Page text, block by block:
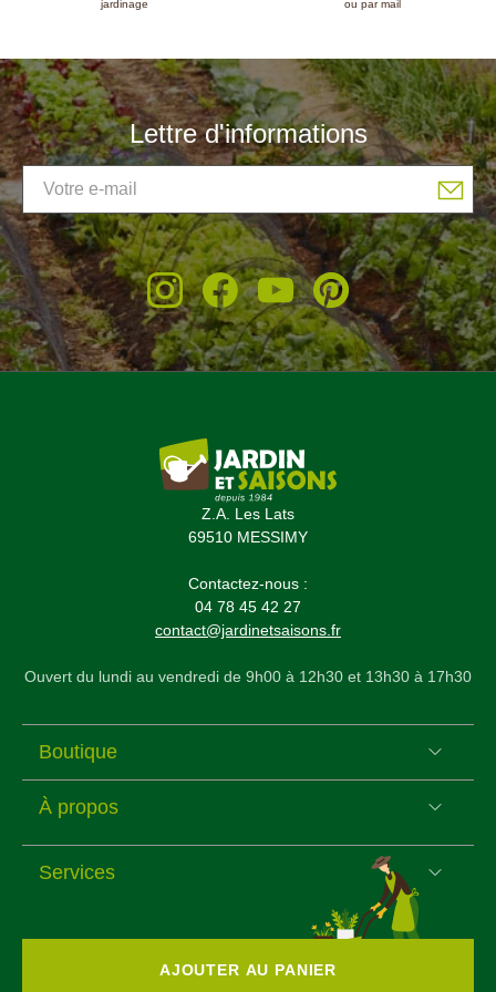
AJOUTER AU PANIER
jardinage
ou par mail
Lettre d'informations
Z.A. Les Lats
69510 MESSIMY
Contactez-nous :
04 78 45 42 27
contact@jardinetsaisons.fr
Ouvert du lundi au vendredi de 9h00 à 12h30 et 13h30 à 17h30
Boutique
À propos
Services